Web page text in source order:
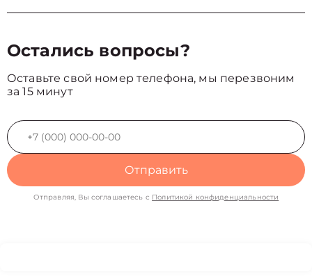
Остались вопросы?
Оставьте свой номер телефона, мы перезвоним
за 15 минут
Отправить
Отправляя, Вы соглашаетесь с Политикой конфиденциальности